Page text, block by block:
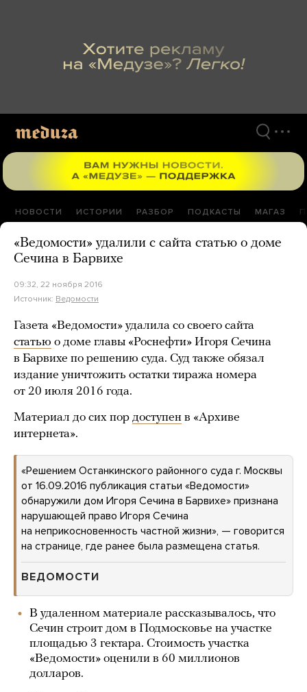
НОВОСТИ ИСТОРИИ РАЗБОР ПОДКАСТЫ МАГАЗ
«Ведомости» удалили с сайта статью о доме
Сечина в Барвихе
09:32, 22 ноября 2016
Источник: Ведомости
Газета «Ведомости» удалила со своего сайта
статью о доме главы «Роснефти» Игоря Сечина
в Барвихе по решению суда. Суд также обязал
издание уничтожить остатки тиража номера
от 20 июля 2016 года.
Материал до сих пор доступен в «Архиве
интернета».
«Решением Останкинского районного суда г. Москвы
от 16.09.2016 публикация статьи «Ведомости»
обнаружили дом Игоря Сечина в Барвихе» признана
нарушающей право Игоря Сечина
на неприкосновенность частной жизни», — говорится
на странице, где ранее была размещена статья.
ВЕДОМОСТИ
В удаленном материале рассказывалось, что
Сечин строит дом в Подмосковье на участке
площадью 3 гектара. Стоимость участка
«Ведомости» оценили в 60 миллионов
долларов.